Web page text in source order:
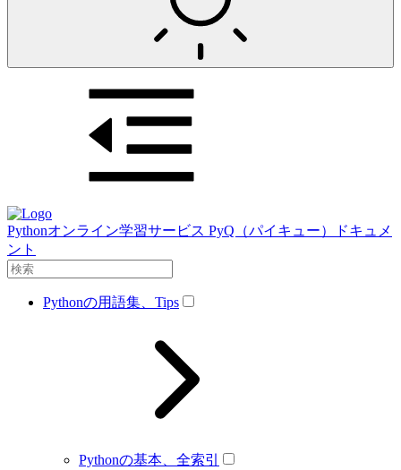
Pythonオンライン学習サービス PyQ（パイキュー）ドキュメ
ント
Pythonの用語集、Tips
Pythonの基本、全索引